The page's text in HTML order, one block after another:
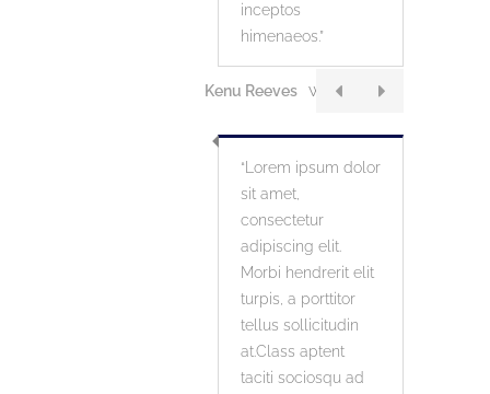
inceptos
himenaeos.
Kenu Reeves Web Designer
Lorem ipsum dolor
sit amet,
consectetur
adipiscing elit.
Morbi hendrerit elit
turpis, a porttitor
tellus sollicitudin
at.Class aptent
taciti sociosqu ad